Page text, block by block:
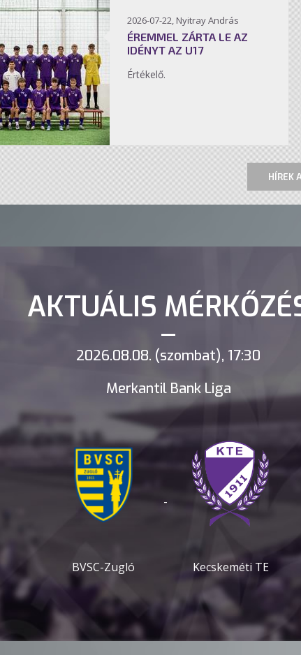
2026-07-22, Nyitray András
ÉREMMEL ZÁRTA LE AZ
IDÉNYT AZ U17
Értékelő.
HÍREK
AKTUÁLIS
2026.08.08. (szombat), 17:30
Merkantil Bank Liga
BVSC-Zugló
-
Kecskeméti TE